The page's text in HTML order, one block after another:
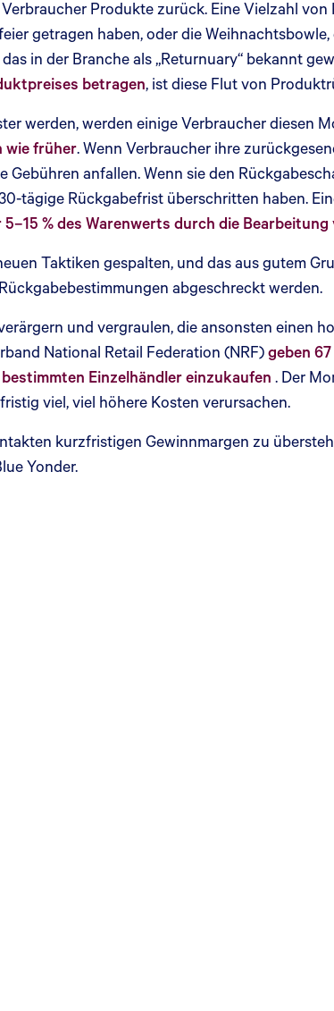
Produkte zurück. Eine Vielzahl
getragen haben, oder die
in der Branche als „Returnuary“ bekannt
betragen, ist diese Flut von
werden, werden einige Verbraucher diesen
wie früher. Wenn Verbraucher ihre
anfallen. Wenn sie den
tägige Rückgabefrist überschritten haben.
5–15 % des Warenwerts durch die
Taktiken gespalten, und das aus gutem
abgeschreckt werden.
und vergraulen, die ansonsten einen
National Retail Federation (NRF)geben
Einzelhändler einzukaufen . Der
viel, viel höhere Kosten verursachen.
kurzfristigen Gewinnmargen zu
Yonder.